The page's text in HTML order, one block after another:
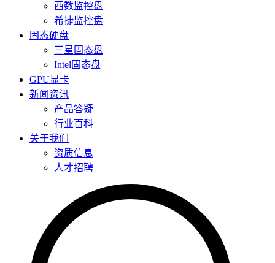
西数监控盘
希捷监控盘
固态硬盘
三星固态盘
Intel固态盘
GPU显卡
新闻资讯
产品答疑
行业百科
关于我们
资质信息
人才招聘